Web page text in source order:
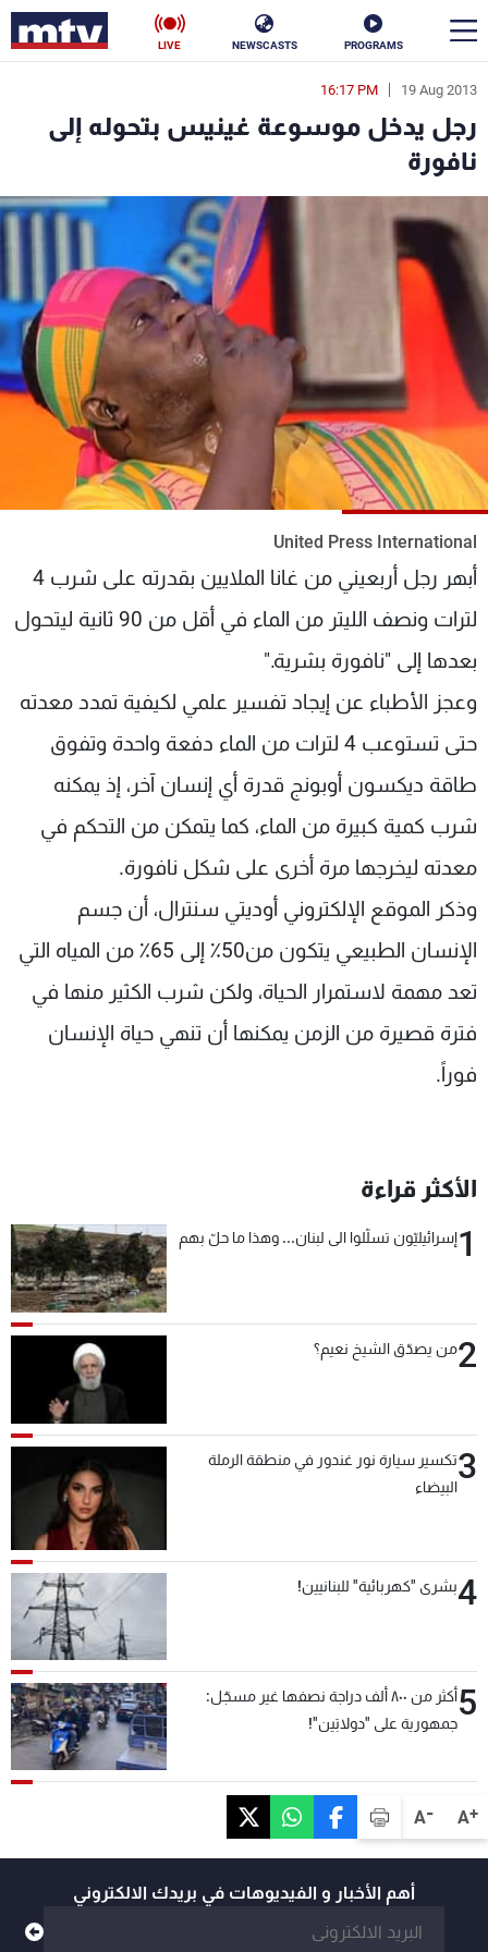
PROGRAMS
NEWSCASTS
LIVE
A+
A-
19 Aug 2013
16:17 PM
رجل يدخل موسوعة غينيس بتحوله إلى
نافورة
United Press International
أبهر رجل أربعيني من غانا الملايين بقدرته على شرب 4
لترات ونصف الليتر من الماء في أقل من 90 ثانية ليتحول
بعدها إلى "نافورة بشرية."
وعجز الأطباء عن إيجاد تفسير علمي لكيفية تمدد معدته
حتى تستوعب 4 لترات من الماء دفعة واحدة وتفوق
طاقة ديكسون أوبونج قدرة أي إنسان آخر، إذ يمكنه
شرب كمية كبيرة من الماء، كما يتمكن من التحكم في
معدته ليخرجها مرة أخرى على شكل نافورة.
وذكر الموقع الإلكتروني أوديتي سنترال، أن جسم
الإنسان الطبيعي يتكون من50٪ إلى 65٪ من المياه التي
تعد مهمة لاستمرار الحياة، ولكن شرب الكثير منها في
فترة قصيرة من الزمن يمكنها أن تنهي حياة الإنسان
فوراً.
الأكثر قراءة
1إسرائيليّون تسلّلوا الى لبنان... وهذا ما حلّ بهم
2من يصدّق الشيخ نعيم؟
3تكسير سيارة نور غندور في منطقة الرملة
البيضاء
4بشرى "كهربائية" للبنانيين!
5
أكثر من ٨٠٠ ألف دراجة نصفها غير مسجّل:
جمهورية على "دولابَين"!
أهم الأخبار و الفيديوهات في بريدك الالكتروني
en
الأخبار
سياسة ناس
إقتصاد فن
منوعات رياضة
كأس العالم
البرامج
جدول البرامج
شاهد البرامج
الترددات
عن MTV
الإنـتـاج
لاعلاناتكم
وظائف
تواصل معنا
شروط الإسـتخدام